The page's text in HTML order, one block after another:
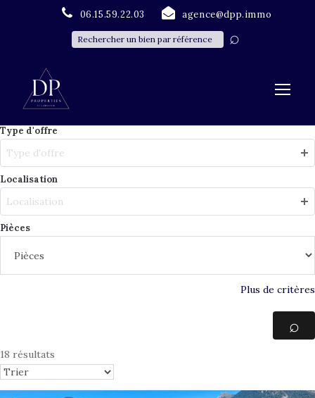
06.15.59.22.03 agence@dpp.immo
Type d'offre
Type d'offre
Localisation
Localisation
Pièces
Plus de critères
18 résultats